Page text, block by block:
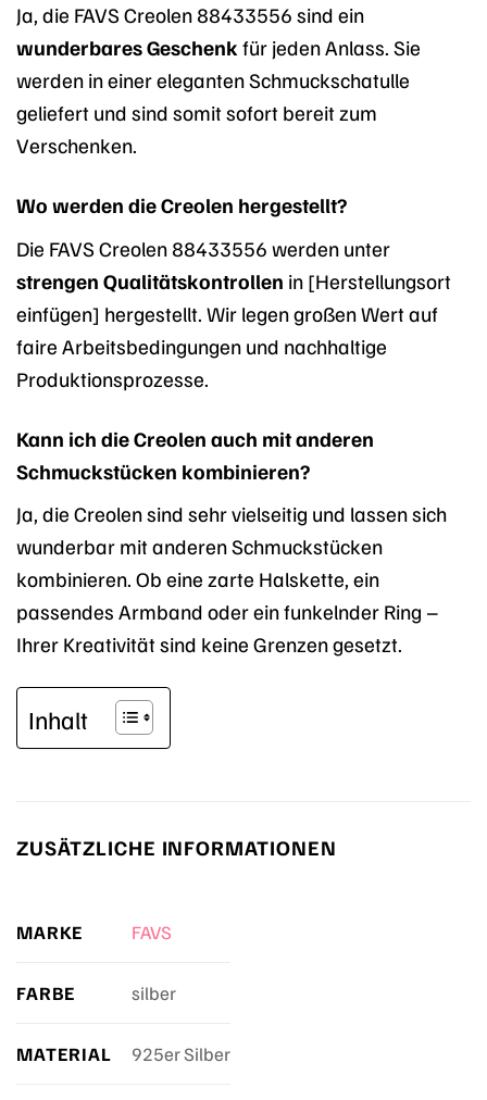
Ja, die FAVS Creolen 88433556 sind ein
wunderbares Geschenk für jeden Anlass. Sie
werden in einer eleganten Schmuckschatulle
geliefert und sind somit sofort bereit zum
Verschenken.
Wo werden die Creolen hergestellt?
Die FAVS Creolen 88433556 werden unter
strengen Qualitätskontrollen in [Herstellungsort
einfügen] hergestellt. Wir legen großen Wert auf
faire Arbeitsbedingungen und nachhaltige
Produktionsprozesse.
Kann ich die Creolen auch mit anderen
Schmuckstücken kombinieren?
Ja, die Creolen sind sehr vielseitig und lassen sich
wunderbar mit anderen Schmuckstücken
kombinieren. Ob eine zarte Halskette, ein
passendes Armband oder ein funkelnder Ring –
Ihrer Kreativität sind keine Grenzen gesetzt.
Inhalt
ZUSÄTZLICHE INFORMATIONEN
MARKE FAVS
FARBE silber
MATERIAL 925er Silber